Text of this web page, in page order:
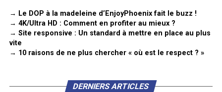
→ Le DOP à la madeleine d’EnjoyPhoenix fait le buzz !
→ 4K/Ultra HD : Comment en profiter au mieux ?
→ Site responsive : Un standard à mettre en place au plus
vite
→ 10 raisons de ne plus chercher « où est le respect ? »
DERNIERS ARTICLES